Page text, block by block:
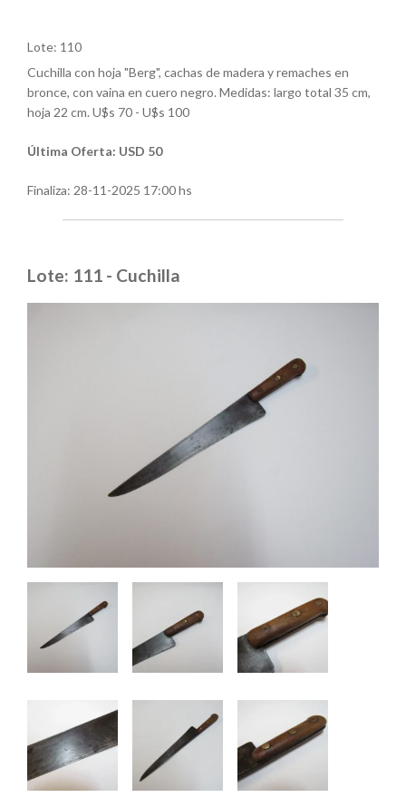
Lote: 110
Cuchilla con hoja "Berg", cachas de madera y remaches en
bronce, con vaina en cuero negro. Medidas: largo total 35 cm,
hoja 22 cm. U$s 70 - U$s 100
Última Oferta: USD 50
Finaliza: 28-11-2025 17:00 hs
Lote: 111 - Cuchilla